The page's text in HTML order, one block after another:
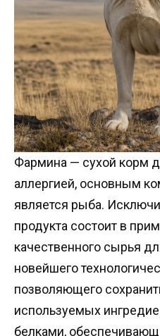
Фармина — сухой корм
аллергией, основным
является рыба.
продукта состоит в
качественного сырья
новейшего
позволяющего
используемых
белками,